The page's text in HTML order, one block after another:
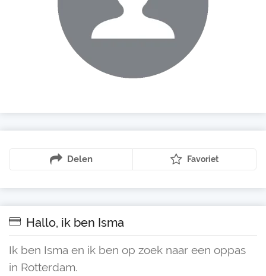
Delen Favoriet
Hallo, ik ben Isma
Ik ben Isma en ik ben op zoek naar een oppas
in Rotterdam.